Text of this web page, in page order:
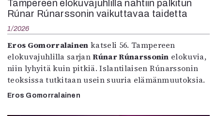
Tampereen elokuvajuhlilla nähtiin palkitun
Rúnar Rúnarssonin vaikuttavaa taidetta
1/2026
Eros Gomorralainen katseli 56. Tampereen
elokuvajuhlilla sarjanRúnar Rúnarssonin elokuvia,
niin lyhyitä kuin pitkiä. Islantilaisen Rúnarssonin
teoksissa tutkitaan usein suuria elämänmuutoksia.
Eros Gomorralainen